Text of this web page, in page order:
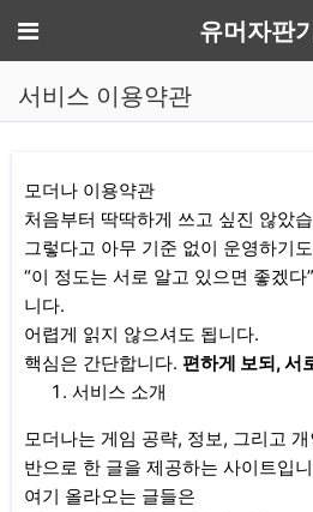
메뉴 유머자판
서비스 이용약관
모더나 이용약관
처음부터 딱딱하게 쓰고 싶진 않았
그렇다고 아무 기준 없이 운영하기
“이 정도는 서로 알고 있으면 좋겠
니다.
어렵게 읽지 않으셔도 됩니다.
핵심은 간단합니다. 편하게 보되, 서
서비스 소개
모더나는 게임 공략, 정보, 그리고
반으로 한 글을 제공하는 사이트입
여기 올라오는 글들은